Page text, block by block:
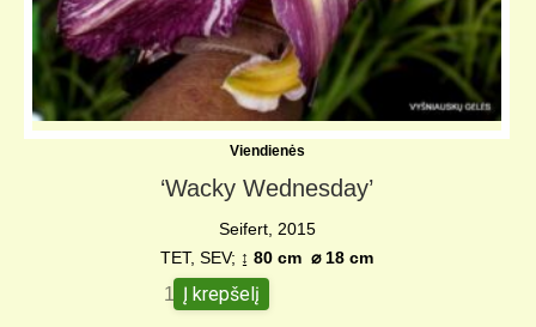
Viendienės
‘Wacky Wednesday’
Seifert, 2015
TET, SEV; ↨ 80 cm ⌀18 cm
180,00€
Į krepšelį